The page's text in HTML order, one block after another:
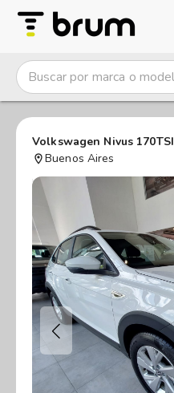
Volkswagen Nivus
Buenos Aires